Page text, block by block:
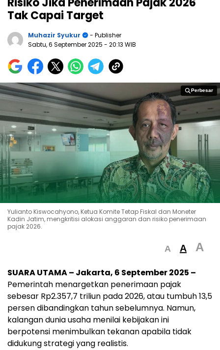
Tak Capai Target
Muhazir Syukur
- Publisher
Sabtu, 6 September 2025 - 20:13 WIB
Perbesar
Perbesar
Yulianto Kiswocahyono, Ketua Komite Tetap Fiskal dan Moneter
Kadin Jatim, mengkritisi alokasi anggaran dan risiko penerimaan
pajak 2026.
A A A
SUARA UTAMA – Jakarta, 6 September 2025 –
Pemerintah menargetkan penerimaan pajak
sebesar Rp2.357,7 triliun pada 2026, atau tumbuh 13,5
persen dibandingkan tahun sebelumnya. Namun,
kalangan dunia usaha menilai kebijakan ini
berpotensi menimbulkan tekanan apabila tidak
didukung strategi yang realistis.